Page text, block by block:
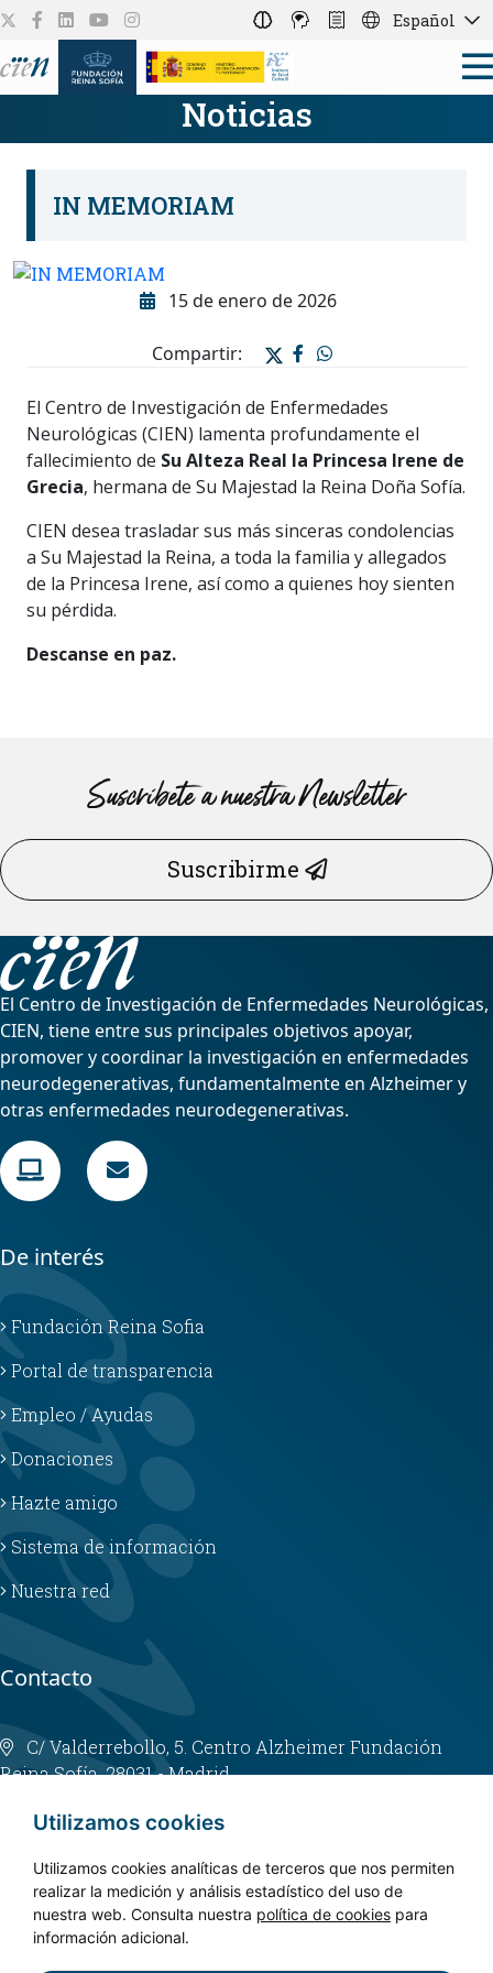
Utilizamos cookies
Utilizamos cookies analíticas de terceros que nos permiten
realizar la medición y análisis estadístico del uso de
nuestra web. Consulta nuestra política de cookies para
información adicional.
Español
Noticias
IN MEMORIAM
15 de enero de 2026
Compartir:
El Centro de Investigación de Enfermedades
Neurológicas (CIEN) lamenta profundamente el
fallecimiento de Su Alteza Real la Princesa Irene de
Grecia, hermana de Su Majestad la Reina Doña Sofía.
CIEN desea trasladar sus más sinceras condolencias
a Su Majestad la Reina, a toda la familia y allegados
de la Princesa Irene, así como a quienes hoy sienten
su pérdida.
Descanse en paz.
Suscríbete a nuestra Newsletter
Suscribirme
El Centro de Investigación de Enfermedades Neurológicas,
CIEN, tiene entre sus principales objetivos apoyar,
promover y coordinar la investigación en enfermedades
neurodegenerativas, fundamentalmente en Alzheimer y
otras enfermedades neurodegenerativas.
De interés
Fundación Reina Sofia
Portal de transparencia
Empleo / Ayudas
Donaciones
Hazte amigo
Sistema de información
Nuestra red
Contacto
C/ Valderrebollo, 5. Centro Alzheimer Fundación
Reina Sofía. 28031 - Madrid
info@fundacioncien.es
913 852 200